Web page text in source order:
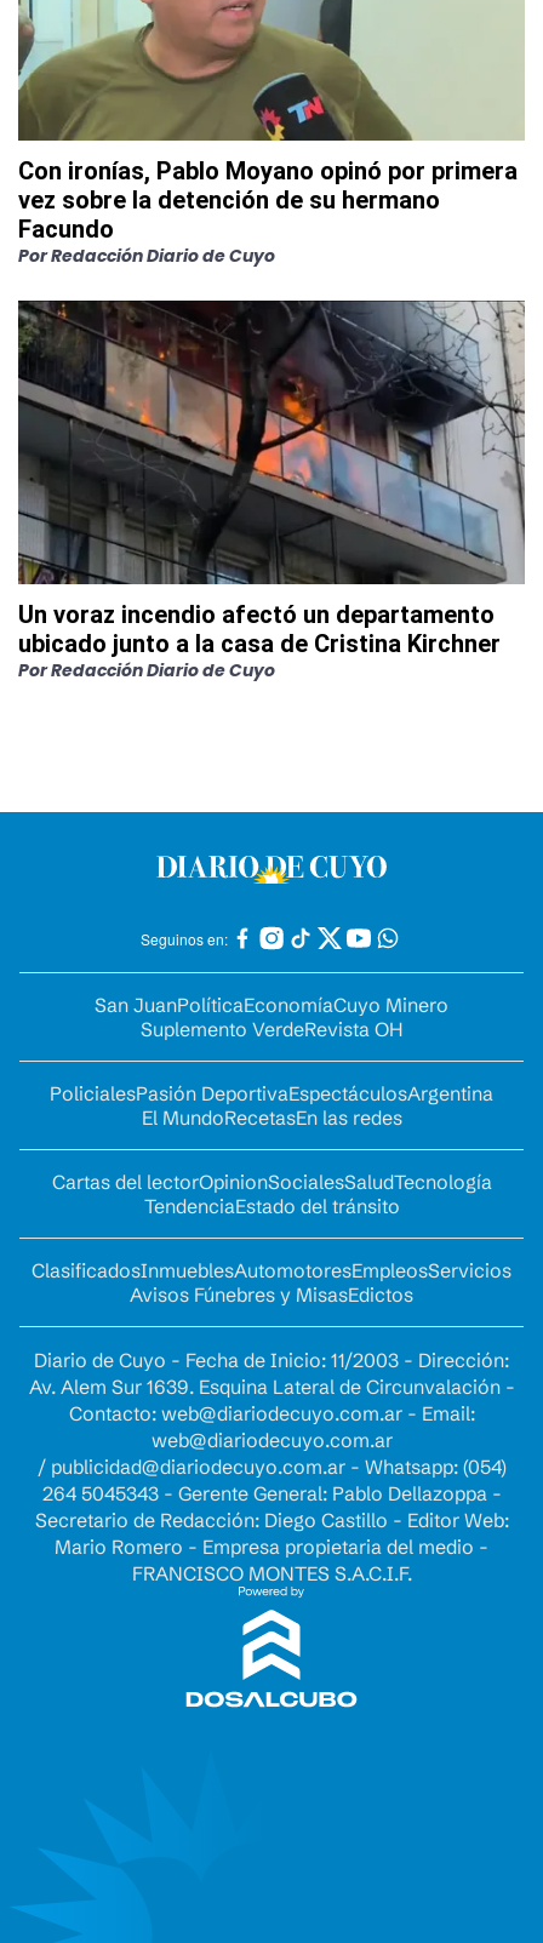
Con ironías, Pablo Moyano opinó por primera
vez sobre la detención de su hermano
Facundo
PorRedacción Diario de Cuyo
Un voraz incendio afectó un departamento
ubicado junto a la casa de Cristina Kirchner
PorRedacción Diario de Cuyo
Seguinos en:
San JuanPolíticaEconomíaCuyo Minero
Suplemento VerdeRevista OH
PolicialesPasión DeportivaEspectáculosArgentina
El MundoRecetasEn las redes
Cartas del lectorOpinionSocialesSaludTecnología
TendenciaEstado del tránsito
ClasificadosInmueblesAutomotoresEmpleosServicios
Avisos Fúnebres y MisasEdictos
Diario de Cuyo - Fecha de Inicio: 11/2003 - Dirección:
Av. Alem Sur 1639. Esquina Lateral de Circunvalación -
Contacto: web@diariodecuyo.com.ar- Email:
web@diariodecuyo.com.ar
/ publicidad@diariodecuyo.com.ar- Whatsapp: (054)
264 5045343 - Gerente General: Pablo Dellazoppa -
Secretario de Redacción: Diego Castillo - Editor Web:
Mario Romero - Empresa propietaria del medio -
FRANCISCO MONTES S.A.C.I.F.